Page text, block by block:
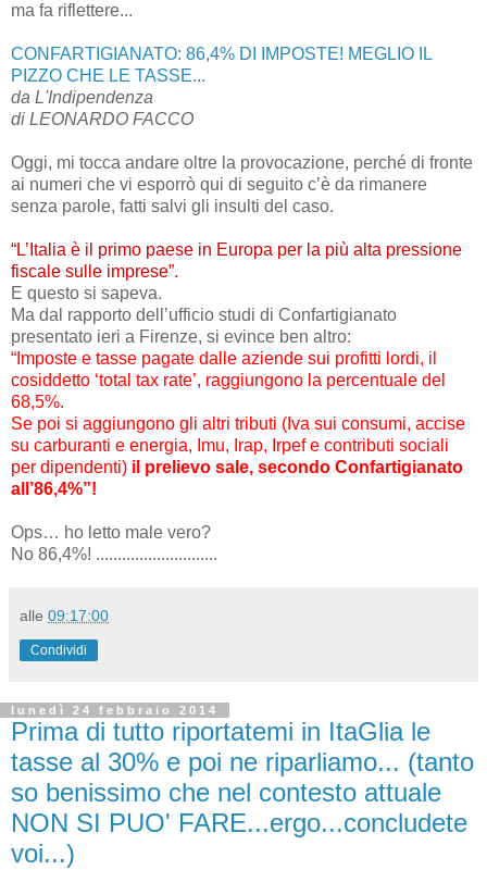
ma fa riflettere...
CONFARTIGIANATO: 86,4% DI IMPOSTE! MEGLIO IL
PIZZO CHE LE TASSE...
da L'Indipendenza
di LEONARDO FACCO
Oggi, mi tocca andare oltre la provocazione, perché di fronte
ai numeri che vi esporrò qui di seguito c’è da rimanere
senza parole, fatti salvi gli insulti del caso.
“L’Italia è il primo paese in Europa per la più alta pressione
fiscale sulle imprese”.
E questo si sapeva.
Ma dal rapporto dell’ufficio studi di Confartigianato
presentato ieri a Firenze, si evince ben altro:
“Imposte e tasse pagate dalle aziende sui profitti lordi, il
cosiddetto ‘total tax rate’, raggiungono la percentuale del
68,5%.
Se poi si aggiungono gli altri tributi (Iva sui consumi, accise
su carburanti e energia, Imu, Irap, Irpef e contributi sociali
per dipendenti) il prelievo sale, secondo Confartigianato
all’86,4%”!
Ops… ho letto male vero?
No 86,4%! ............................
alle 09:17:00
Condividi
lunedì 24 febbraio 2014
Prima di tutto riportatemi in ItaGlia le
tasse al 30% e poi ne riparliamo... (tanto
so benissimo che nel contesto attuale
NON SI PUO' FARE...ergo...concludete
voi...)